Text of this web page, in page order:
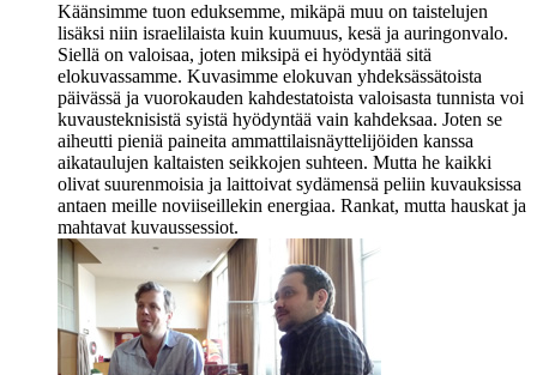
Käänsimme tuon eduksemme, mikäpä muu on taistelujen
lisäksi niin israelilaista kuin kuumuus, kesä ja auringonvalo.
Siellä on valoisaa, joten miksipä ei hyödyntää sitä
elokuvassamme. Kuvasimme elokuvan yhdeksässätoista
päivässä ja vuorokauden kahdestatoista valoisasta tunnista voi
kuvausteknisistä syistä hyödyntää vain kahdeksaa. Joten se
aiheutti pieniä paineita ammattilaisnäyttelijöiden kanssa
aikataulujen kaltaisten seikkojen suhteen. Mutta he kaikki
olivat suurenmoisia ja laittoivat sydämensä peliin kuvauksissa
antaen meille noviiseillekin energiaa. Rankat, mutta hauskat ja
mahtavat kuvaussessiot.